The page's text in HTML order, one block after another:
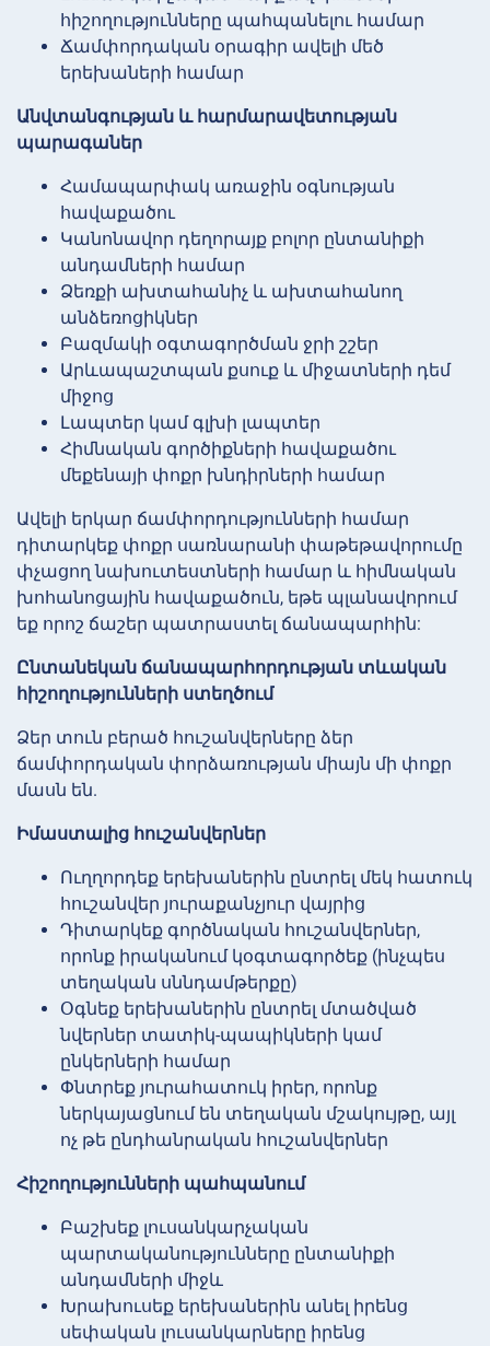
հիշողությունները պահպանելու համար
Ճամփորդական օրագիր ավելի մեծ
երեխաների համար
Անվտանգության և հարմարավետության
պարագաներ
Համապարփակ առաջին օգնության
հավաքածու
Կանոնավոր դեղորայք բոլոր ընտանիքի
անդամների համար
Ձեռքի ախտահանիչ և ախտահանող
անձեռոցիկներ
Բազմակի օգտագործման ջրի շշեր
Արևապաշտպան քսուք և միջատների դեմ
միջոց
Լապտեր կամ գլխի լապտեր
Հիմնական գործիքների հավաքածու
մեքենայի փոքր խնդիրների համար
Ավելի երկար ճամփորդությունների համար
դիտարկեք փոքր սառնարանի փաթեթավորումը
փչացող նախուտեստների համար և հիմնական
խոհանոցային հավաքածուն, եթե պլանավորում
եք որոշ ճաշեր պատրաստել ճանապարհին:
Ընտանեկան ճանապարհորդության տևական
հիշողությունների ստեղծում
Ձեր տուն բերած հուշանվերները ձեր
ճամփորդական փորձառության միայն մի փոքր
մասն են.
Իմաստալից հուշանվերներ
Ուղղորդեք երեխաներին ընտրել մեկ հատուկ
հուշանվեր յուրաքանչյուր վայրից
Դիտարկեք գործնական հուշանվերներ,
որոնք իրականում կօգտագործեք (ինչպես
տեղական սննդամթերքը)
Օգնեք երեխաներին ընտրել մտածված
նվերներ տատիկ-պապիկների կամ
ընկերների համար
Փնտրեք յուրահատուկ իրեր, որոնք
ներկայացնում են տեղական մշակույթը, այլ
ոչ թե ընդհանրական հուշանվերներ
Հիշողությունների պահպանում
Բաշխեք լուսանկարչական
պարտականությունները ընտանիքի
անդամների միջև
Խրախուսեք երեխաներին անել իրենց
սեփական լուսանկարները իրենց